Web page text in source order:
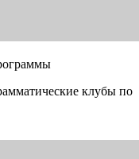
клубы по